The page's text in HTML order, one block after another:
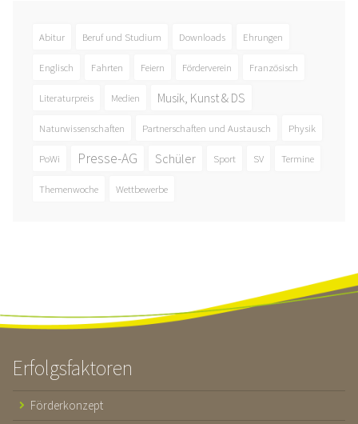
Abitur Beruf und Studium Downloads Ehrungen
Englisch Fahrten Feiern Förderverein Französisch
Literaturpreis Medien Musik, Kunst & DS
Naturwissenschaften Partnerschaften und Austausch Physik
PoWi Presse-AG Schüler Sport SV Termine
Themenwoche Wettbewerbe
Erfolgsfaktoren
Förderkonzept